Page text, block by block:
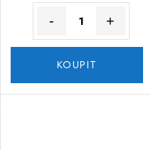
- +
KOUPIT